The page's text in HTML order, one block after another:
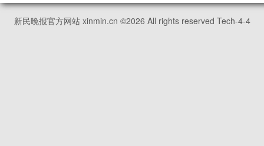
新民晚报官方网站 xinmin.cn ©2026 All rights reserved Tech-4-4